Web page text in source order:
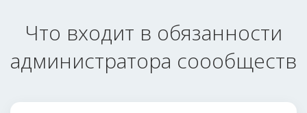
Что входит в обязанности
администратора соообществ